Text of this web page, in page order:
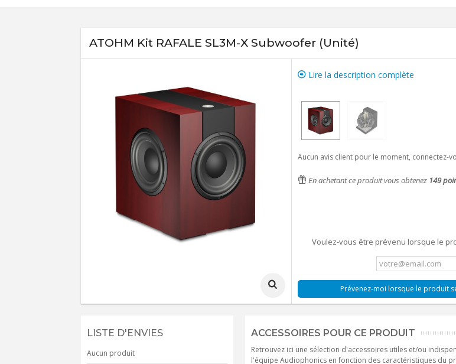
ATOHM Kit RAFALE SL3M-X Subwoofer (Unité)
Lire la description complète
Aucun avis client pour le moment, connectez-
En achetant ce produit vous obtenez 149
Voulez-vous être prévenu lorsque le
Prévenez-moi lorsque le produit
LISTE D'ENVIES
Aucun produit
ACCESSOIRES POUR CE PRODUIT
Retrouvez ici une sélection d'accessoires utiles et/ou
l'équipe Audiophonics en fonction des caractéristiques du